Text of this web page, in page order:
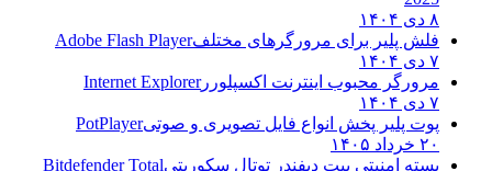
۸ دی ۱۴۰۴
فلش پلیر برای مرورگرهای مختلفAdobe Flash Player
۷ دی ۱۴۰۴
مرورگر محبوب اینترنت اکسپلوررInternet Explorer
۷ دی ۱۴۰۴
پوت پلیر پخش انواع فایل تصویری و صوتیPotPlayer
۲۰ خرداد ۱۴۰۵
بسته امنیتی بیت دیفندر توتال سکوریتیBitdefender Total